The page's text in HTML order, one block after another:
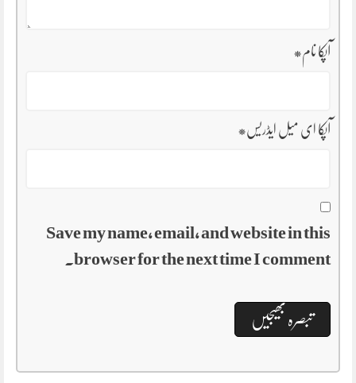
آپکا نام*
آپکا ای میل ایڈریس*
Save my name, email, and website in this
browser for the next time I comment.